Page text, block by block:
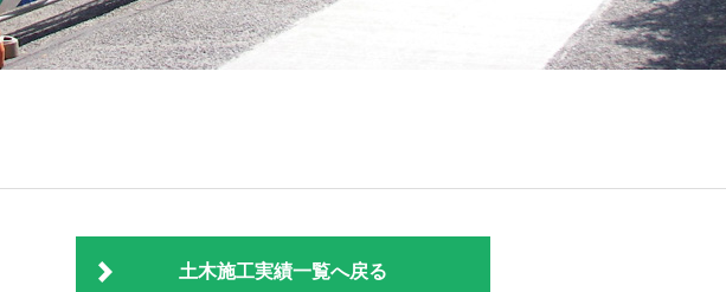
土木施工実績一覧へ戻る